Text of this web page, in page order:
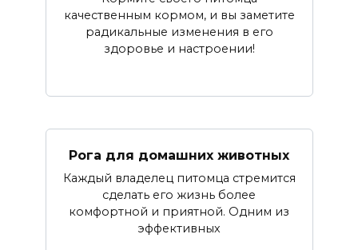
качественным кормом, и вы заметите
радикальные изменения в его
здоровье и настроении!
Рога для домашних животных
Каждый владелец питомца стремится
сделать его жизнь более
комфортной и приятной. Одним из
эффективных